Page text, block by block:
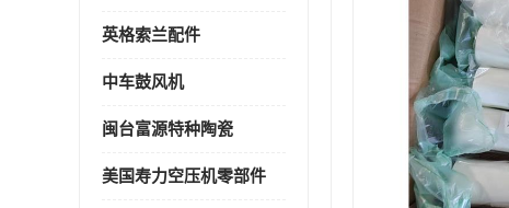
英格索兰配件
中车鼓风机
闽台富源特种陶瓷
美国寿力空压机零部件